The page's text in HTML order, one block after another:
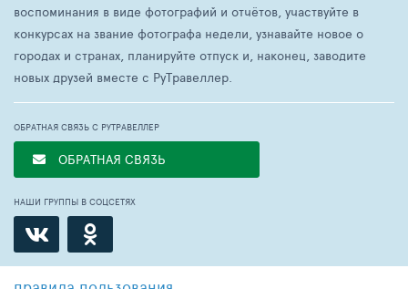
воспоминания в виде фотографий и отчётов, участвуйте в
конкурсах на звание фотографа недели, узнавайте новое о
городах и странах, планируйте отпуск и, наконец, заводите
новых друзей вместе с РуТравеллер.
ОБРАТНАЯ СВЯЗЬ С РУТРАВЕЛЛЕР
ОБРАТНАЯ СВЯЗЬ
НАШИ ГРУППЫ В СОЦСЕТЯХ